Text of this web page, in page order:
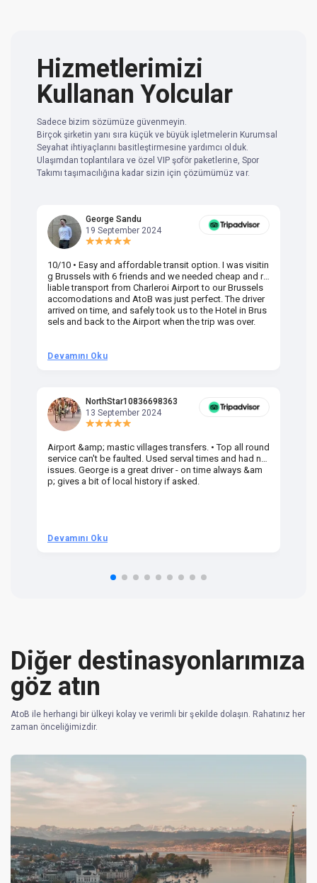
Hizmetlerimizi
Kullanan Yolcular
Sadece bizim sözümüze güvenmeyin.
Birçok şirketin yanı sıra küçük ve büyük işletmelerin Kurumsal
Seyahat ihtiyaçlarını basitleştirmesine yardımcı olduk.
Ulaşımdan toplantılara ve özel VIP şoför paketlerine, Spor
Takımı taşımacılığına kadar sizin için çözümümüz var.
George Sandu
19 September 2024
10/10 • Easy and affordable transit option. I was visitin
g Brussels with 6 friends and we needed cheap and re
liable transport from Charleroi Airport to our Brussels
accomodations and AtoB was just perfect. The driver
arrived on time, and safely took us to the Hotel in Brus
sels and back to the Airport when the trip was over.
Devamını Oku
NorthStar10836698363
13 September 2024
Airport &amp; mastic villages transfers. • Top all round
service can't be faulted. Used serval times and had no
issues. George is a great driver - on time always &am
p; gives a bit of local history if asked.
Devamını Oku
Diğer destinasyonlarımıza
göz atın
AtoB ile herhangi bir ülkeyi kolay ve verimli bir şekilde dolaşın. Rahatınız her
zaman önceliğimizdir.